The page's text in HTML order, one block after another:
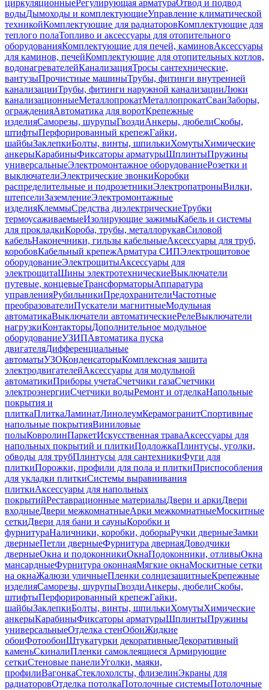
циркуляционныеРегулирующая арматураОтвод и подвод
водыДымоходы и комплектующиеУправление климатической
техникойКомплектующие для радиаторовКомплектующие для
теплого полаТопливо и аксессуары для отопительного
оборудованияКомплектующие для печей, каминовАксессуары
для каминов, печейКомплектующие для отопительных котлов,
водонагревателейКанализацияТросы сантехнические,
вантузыПрочистные машиныТрубы, фитинги внутренней
канализацииТрубы, фитинги наружной канализацииЛюки
канализационныеМеталлопрокатМеталлопрокатСваиЗаборы,
огражденияАвтоматика для воротКрепежные
изделияСаморезы, шурупыГвоздиАнкеры, дюбелиСкобы,
штифтыПерфорированный крепежГайки,
шайбыЗаклепкиБолты, винты, шпилькиХомутыХимические
анкерыКарабиныФиксаторы арматурыШплинтыПружины
универсальныеЭлектромонтажное оборудованиеРозетки и
выключателиЭлектрические звонкиКоробки
распределительные и подрозетникиЭлектропатроныВилки,
штепселиЗаземлениеЭлектромонтажные
изделияКлеммыСредства диэлектрическиеТрубки
термоусаживаемыеИзолирующие зажимыКабель и системы
для прокладкиКороба, трубы, металлорукавСиловой
кабельНаконечники, гильзы кабельныеАксессуары для труб,
коробовКабельный крепежАрматура СИПЭлектрощитовое
оборудованиеЭлектрощитыАксессуары для
электрощитаШины электротехническиеВыключатели
путевые, концевыеТрансформаторыАппаратура
управленияРубильникиПредохранителиЧастотные
преобразователиПускатели магнитныеМодульная
автоматикаВыключатели автоматическиеРелеВыключатели
нагрузкиКонтакторыДополнительное модульное
оборудованиеУЗИПАвтоматика пуска
двигателяДифференциальные
автоматыУЗОКонденсаторыКомплексная защита
электродвигателейАксессуары для модульной
автоматикиПриборы учетаСчетчики газаСчетчики
электроэнергииСчетчики водыРемонт и отделкаНапольные
покрытия и
плиткаПлиткаЛаминатЛинолеумКерамогранитСпортивные
напольные покрытияВиниловые
полыКовролинПаркетИскусственная траваАксессуары для
напольных покрытий и плиткиПодложкаПлинтусы, уголки,
обводы для трубПлинтусы для сантехникиФуги для
плиткиПорожки, профили для пола и плиткиПриспособления
для укладки плиткиСистемы выравнивания
плиткиАксессуары для напольных
покрытийРеставрационные материалыДвери и аркиДвери
входныеДвери межкомнатныеАрки межкомнатныеМоскитные
сеткиДвери для бани и сауныКоробки и
фурнитураНаличники, коробки, доборыРучки дверныеЗамки
дверныеПетли дверныеФурнитура двернаяДоводчики
дверныеОкна и подоконникиОкнаПодоконники, отливыОкна
мансардныеФурнитура оконнаяМягкие окнаМоскитные сетки
на окнаЖалюзи уличныеПленки солнцезащитныеКрепежные
изделияСаморезы, шурупыГвоздиАнкеры, дюбелиСкобы,
штифтыПерфорированный крепежГайки,
шайбыЗаклепкиБолты, винты, шпилькиХомутыХимические
анкерыКарабиныФиксаторы арматурыШплинтыПружины
универсальныеОтделка стенОбоиЖидкие
обоиФотообоиШтукатурки декоративныеДекоративный
каменьСкиналиПленки самоклеящиеся Армирующие
сеткиСтеновые панелиУголки, маяки,
профилиВагонкаСтеклохолсты, флизелинЭкраны для
радиаторовОтделка потолкаПотолочные системыПотолочные